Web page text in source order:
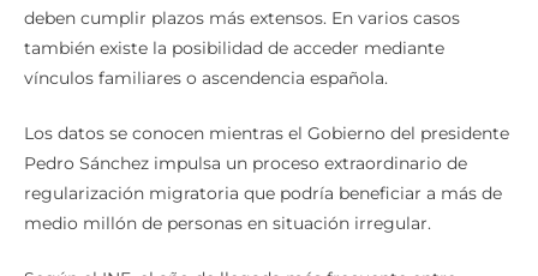
deben cumplir plazos más extensos. En varios casos
también existe la posibilidad de acceder mediante
vínculos familiares o ascendencia española.
Los datos se conocen mientras el Gobierno del presidente
Pedro Sánchez impulsa un proceso extraordinario de
regularización migratoria que podría beneficiar a más de
medio millón de personas en situación irregular.